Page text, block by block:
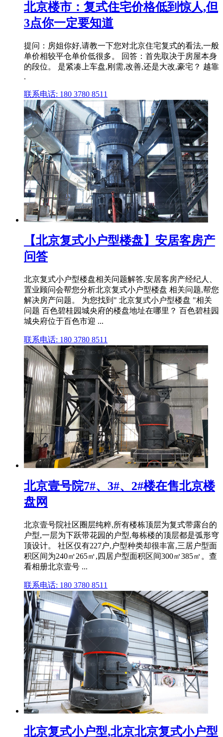
北京楼市：复式住宅价格低到惊人,但
3点你一定要知道
提问：房姐你好,请教一下您对北京住宅复式的看法,一般
单价相较平仓单价低很多。 回答：首先取决于房屋本身
的段位。 是紧凑上车盘,刚需,改善,还是大改,豪宅？ 越靠
.
联系电话: 180 3780 8511
【北京复式小户型楼盘】安居客房产
问答
北京复式小户型楼盘相关问题解答,安居客房产经纪人、
置业顾问会帮您分析北京复式小户型楼盘 相关问题,帮您
解决房产问题。 为您找到" 北京复式小户型楼盘 "相关
问题 百色碧桂园城央府的楼盘地址在哪里？ 百色碧桂园
城央府位于百色市迎 ...
联系电话: 180 3780 8511
北京壹号院7#、3#、2#楼在售北京楼
盘网
北京壹号院社区圈层纯粹,所有楼栋顶层为复式带露台的
户型,一层为下跃带花园的户型,每栋楼的顶层都是弧形穹
顶设计。 社区仅有227户,户型种类却很丰富,三居户型面
积区间为240㎡265㎡,四居户型面积区间300㎡385㎡。查
看相册北京壹号 ...
联系电话: 180 3780 8511
北京复式小户型,北京北京复式小户型